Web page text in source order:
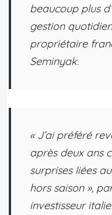
beaucoup plus
gestion
propriétaire
Seminyak.
« J’ai préféré
après deux ans
surprises liées
hors saison »,
investisseur